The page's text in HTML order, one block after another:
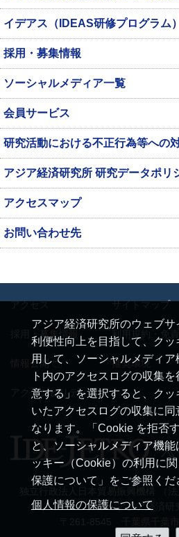
イデアス（IDEAS研修プログラム）
採用・募集情報
ソーシャルメディア一覧
会員サービス
研究活動における不正行為等への
アジア経済研究所 研究データポリ
アクセスマップ
お問い合わせ先
アジア経済研究所のウェブ
利便性向上を目指して、ク
用して、ソーシャルメディア
ト内のアクセスログの収集
意する」を選択すると、クッ
いたアクセスログの収集に
なります。「Cookie を拒否
と、ソーシャルメディア機能
ッキー（Cookie）の利用に
保護について」をご参照くだ
個人情報の保護について
アクセス サイトマップ
採用・募集情報 利用規約・免責
情報公開 推奨環境
アクセシビリティ
アジア経済研